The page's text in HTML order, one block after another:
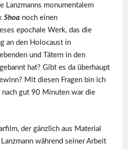
Lanzmanns monumentalem
Shoanoch einen
epochale Werk, das die
an den Holocaust in
und Tätern in den
hat? Gibt es da überhaupt
Mit diesen Fragen bin ich
nach gut 90 Minuten war die
der gänzlich aus Material
während seiner Arbeit